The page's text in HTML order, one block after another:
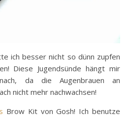
ich besser nicht so dünn zupfen
Diese Jugendsünde hängt mir
da die Augenbrauen an
nicht mehr nachwachsen!
Brow Kit von Gosh! Ich benutze